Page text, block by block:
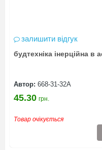
залишити відгук
будтехніка інерційна в
Автор: 668-31-32А
45.30 грн.
Товар очікується